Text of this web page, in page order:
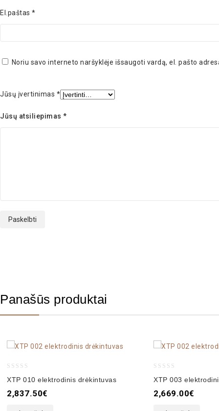
El.paštas *
Noriu savo interneto naršyklėje išsaugoti vardą, el. pašto
Jūsų įvertinimas *
Jūsų atsiliepimas *
Panašūs produktai
of
XTP 010 elektrodinis drėkintuvas
2,837.50€
of
XTP 003
2,669.00€